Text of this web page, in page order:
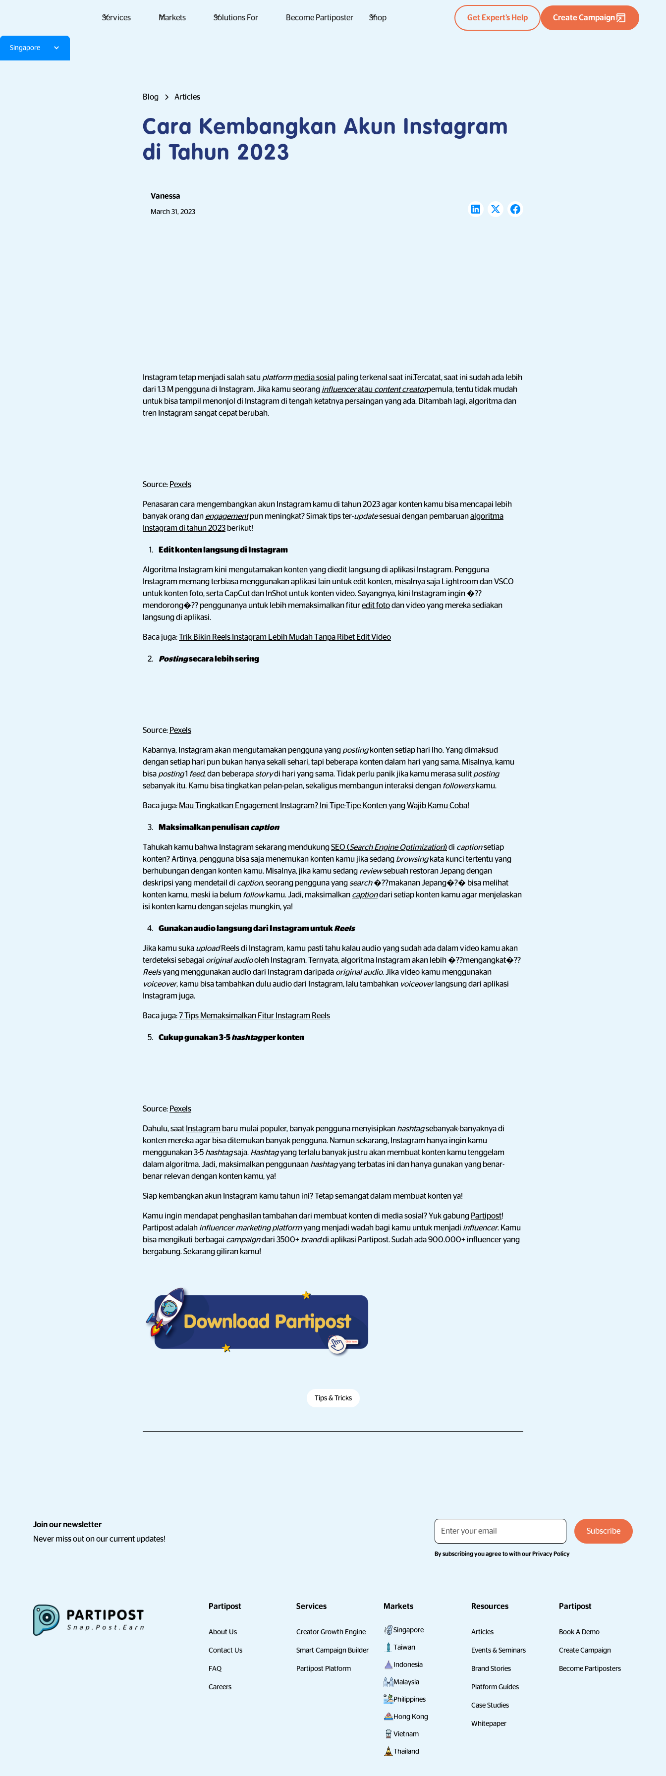
Services Markets Solutions For Become Partiposter Shop Get Expert’s Help Create Campaign
Singapore
Blog Articles
Cara Kembangkan Akun Instagram
di Tahun 2023
Vanessa
March 31, 2023
Instagram tetap menjadi salah satu platformmedia sosial paling terkenal saat ini.Tercatat, saat ini sudah ada lebih
dari 1.3 M pengguna di Instagram. Jika kamu seorang influenceratau content creatorpemula, tentu tidak mudah
untuk bisa tampil menonjol di Instagram di tengah ketatnya persaingan yang ada. Ditambah lagi, algoritma dan
tren Instagram sangat cepat berubah.
Source: Pexels
Penasaran cara mengembangkan akun Instagram kamu di tahun 2023 agar konten kamu bisa mencapai lebih
banyak orang dan engagementpun meningkat? Simak tips ter-updatesesuai dengan pembaruanalgoritma
Instagram di tahun 2023 berikut!
Edit konten langsung di Instagram
Algoritma Instagram kini mengutamakan konten yang diedit langsung di aplikasi Instagram. Pengguna
Instagram memang terbiasa menggunakan aplikasi lain untuk edit konten, misalnya saja Lightroom dan VSCO
untuk konten foto, serta CapCut dan InShot untuk konten video. Sayangnya, kini Instagram ingin �??
mendorong�?? penggunanya untuk lebih memaksimalkan fituredit fotodan video yang mereka sediakan
langsung di aplikasi.
Baca juga: Trik Bikin Reels Instagram Lebih Mudah Tanpa Ribet Edit Video
Postingsecara lebih sering
Source: Pexels
Kabarnya, Instagram akan mengutamakan pengguna yang posting konten setiap hari lho. Yang dimaksud
dengan setiap hari pun bukan hanya sekali sehari, tapi beberapa konten dalam hari yang sama. Misalnya, kamu
bisa posting1 feed, dan beberapa storydi hari yang sama. Tidak perlu panik jika kamu merasa sulit posting
sebanyak itu. Kamu bisa tingkatkan pelan-pelan, sekaligus membangun interaksi dengan followers kamu.
Baca juga: Mau Tingkatkan Engagement Instagram? Ini Tipe-Tipe Konten yang Wajib Kamu Coba!
Maksimalkan penulisancaption
Tahukah kamu bahwa Instagram sekarang mendukungSEO (Search Engine Optimization)di captionsetiap
konten? Artinya, pengguna bisa saja menemukan konten kamu jika sedang browsing kata kunci tertentu yang
berhubungan dengan konten kamu. Misalnya, jika kamu sedang reviewsebuah restoran Jepang dengan
deskripsi yang mendetail di caption, seorang pengguna yang search�??makanan Jepang�?� bisa melihat
konten kamu, meski ia belum followkamu. Jadi, maksimalkan captiondari setiap konten kamu agar menjelaskan
isi konten kamu dengan sejelas mungkin, ya!
Gunakan audio langsung dari Instagram untukReels
Jika kamu suka upload Reels di Instagram, kamu pasti tahu kalau audio yang sudah ada dalam video kamu akan
terdeteksi sebagai original audiooleh Instagram. Ternyata, algoritma Instagram akan lebih �??mengangkat�??
Reelsyang menggunakan audio dari Instagram daripada original audio. Jika video kamu menggunakan
voiceover, kamu bisa tambahkan dulu audio dari Instagram, lalu tambahkan voiceover langsung dari aplikasi
Instagram juga.
Baca juga:7 Tips Memaksimalkan Fitur Instagram Reels
Cukup gunakan 3-5hashtagper konten
Source: Pexels
Dahulu, saat Instagram baru mulai populer, banyak pengguna menyisipkan hashtagsebanyak-banyaknya di
konten mereka agar bisa ditemukan banyak pengguna. Namun sekarang, Instagram hanya ingin kamu
menggunakan 3-5 hashtagsaja. Hashtagyang terlalu banyak justru akan membuat konten kamu tenggelam
dalam algoritma. Jadi, maksimalkan penggunaan hashtagyang terbatas ini dan hanya gunakan yang benar-
benar relevan dengan konten kamu, ya!
Siap kembangkan akun Instagram kamu tahun ini? Tetap semangat dalam membuat konten ya!
Kamu ingin mendapat penghasilan tambahan dari membuat konten di media sosial? Yuk gabung Partipost!
Partipost adalah influencer marketing platformyang menjadi wadah bagi kamu untuk menjadi influencer. Kamu
bisa mengikuti berbagai campaigndari 3500+ branddi aplikasi Partipost. Sudah ada 900.000+ influencer yang
bergabung. Sekarang giliran kamu!
Tips & Tricks
Join our newsletter
Never miss out on our current updates!
By subscribing you agree to with ourPrivacy Policy
Partipost
About Us
Contact Us
FAQ
Careers
Services
Creator Growth Engine
Smart Campaign Builder
Partipost Platform
Markets
Singapore
Taiwan
Indonesia
Malaysia
Philippines
Hong Kong
Vietnam
Thailand
Resources
Articles
Events & Seminars
Brand Stories
Platform Guides
Case Studies
Whitepaper
Partipost
Book A Demo
Create Campaign
Become Partiposters